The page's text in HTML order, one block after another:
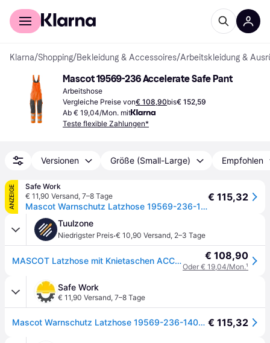
Für Shopper
Klarna/Shopping/Bekleidung & Accessoires/Arbeitskleidung &
Mascot 19569-236 Accelerate Safe Pant
Arbeitshose
Vergleiche Preise von€ 108,90bis€ 152,59
Ab € 19,04/Mon. mit
Teste flexible Zahlungen*
Versionen Größe (Small-Large) Empfohlen
ANZEIGE
Safe Work
€ 11,90 Versand, 7–8 Tage
Mascot Warnschutz Latzhose 19569-236-1418 Gr. 90C62 hi-vis orange/dunkelanthrazit
€ 115,32
Tuulzone
Niedrigster Preis·€ 10,90 Versand, 2–3 Tage
MASCOT Latzhose mit Knietaschen ACCELERATE SAFE Hi-vis Orange / Schwarzblau 52 - 19569-236-14010-76C52 - Hi-vis Orange / Schwarzblau € 108,90
Oder € 19,04/Mon.¹
Safe Work
€ 11,90 Versand, 7–8 Tage
Mascot Warnschutz Latzhose 19569-236-14010 Gr. 82C62 hi-vis orange/schwarzblau € 115,32